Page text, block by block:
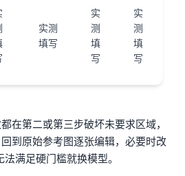
实测
填写
实
测
填
写
实
测
填
写
在第二或第三步破坏未要求区域，
到原始参考图逐张编辑，必要时改
满足硬门槛就换模型。